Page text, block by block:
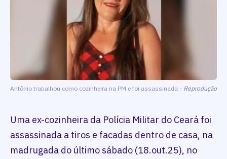
Antônio trabalhou como cozinheira na PM e foi assassinada - Reprodução
Uma ex-cozinheira da Polícia Militar do Ceará foi
assassinada a tiros e facadas dentro de casa, na
madrugada do último sábado (18.out.25), no